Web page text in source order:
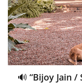
🔊 “Bijoy Jain